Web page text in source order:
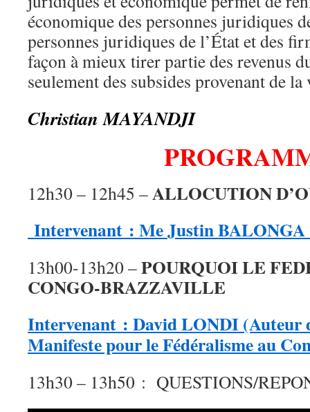
économique des personnes juridiques
personnes juridiques de l’État et des
façon à mieux tirer partie des revenus
seulement des subsides provenant de
Christian MAYANDJI
12h30 – 12h45 –ALLOCUTION
Intervenant : Me Justin
13h00-13h20 –POURQUOI LE
CONGO-
Intervenant : David LONDI (Auteur
Manifeste pour le Fédéralisme au
13h30 – 13h50 : QUESTIONS/